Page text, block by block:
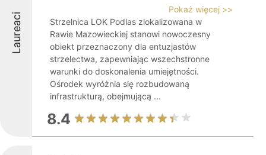
Laureaci
Pokaż więcej >>
Strzelnica LOK Podlas zlokalizowana w
Rawie Mazowieckiej stanowi nowoczesny
obiekt przeznaczony dla entuzjastów
strzelectwa, zapewniając wszechstronne
warunki do doskonalenia umiejętności.
Ośrodek wyróżnia się rozbudowaną
infrastrukturą, obejmującą ...
8.4